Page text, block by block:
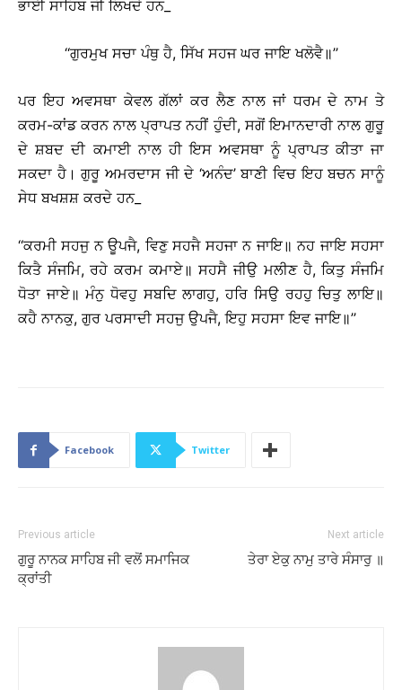
ਭਾਈ ਸਾਹਿਬ ਜੀ ਲਿਖਦੇ ਹਨ_
‘‘ਗੁਰਮੁਖ ਸਚਾ ਪੰਥੁ ਹੈ, ਸਿੱਖ ਸਹਜ ਘਰ ਜਾਇ ਖਲੋਵੈ॥’’
ਪਰ ਇਹ ਅਵਸਥਾ ਕੇਵਲ ਗੱਲਾਂ ਕਰ ਲੈਣ ਨਾਲ ਜਾਂ ਧਰਮ ਦੇ ਨਾਮ ਤੇ
ਕਰਮ-ਕਾਂਡ ਕਰਨ ਨਾਲ ਪ੍ਰਾਪਤ ਨਹੀਂ ਹੁੰਦੀ, ਸਗੋਂ ਇਮਾਨਦਾਰੀ ਨਾਲ ਗੁਰੂ
ਦੇ ਸ਼ਬਦ ਦੀ ਕਮਾਈ ਨਾਲ ਹੀ ਇਸ ਅਵਸਥਾ ਨੂੰ ਪ੍ਰਾਪਤ ਕੀਤਾ ਜਾ
ਸਕਦਾ ਹੈ। ਗੁਰੂ ਅਮਰਦਾਸ ਜੀ ਦੇ ‘ਅਨੰਦ’ ਬਾਣੀ ਵਿਚ ਇਹ ਬਚਨ ਸਾਨੂੰ
ਸੇਧ ਬਖਸ਼ਸ਼ ਕਰਦੇ ਹਨ_
‘‘ਕਰਮੀ ਸਹਜੁ ਨ ਊਪਜੈ, ਵਿਣੁ ਸਹਜੈ ਸਹਜਾ ਨ ਜਾਇ॥ ਨਹ ਜਾਇ ਸਹਸਾ
ਕਿਤੈ ਸੰਜਮਿ, ਰਹੇ ਕਰਮ ਕਮਾਏ॥ ਸਹਸੈ ਜੀਉ ਮਲੀਣ ਹੈ, ਕਿਤੁ ਸੰਜਮਿ
ਧੋਤਾ ਜਾਏ॥ ਮੰਨੁ ਧੋਵਹੁ ਸਬਦਿ ਲਾਗਹੁ, ਹਰਿ ਸਿਉ ਰਹਹੁ ਚਿਤੁ ਲਾਇ॥
ਕਹੈ ਨਾਨਕੁ, ਗੁਰ ਪਰਸਾਦੀ ਸਹਜੁ ਉਪਜੈ, ਇਹੁ ਸਹਸਾ ਇਵ ਜਾਇ॥’’
Facebook Twitter
Previous article
ਗੁਰੂ ਨਾਨਕ ਸਾਹਿਬ ਜੀ ਵਲੋਂ ਸਮਾਜਿਕ
ਕ੍ਰਾਂਤੀ
Next article
ਤੇਰਾ ਏਕੁ ਨਾਮੁ ਤਾਰੇ ਸੰਸਾਰੁ ॥